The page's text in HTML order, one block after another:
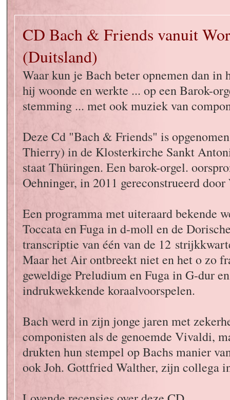
CD Bach & Friends vanuit
(Duitsland)
Waar kun je Bach beter opnemen dan in
hij woonde en werkte ... op een Barok-
stemming ... met ook muziek van
Deze Cd "Bach & Friends" is
Thierry) in de Klosterkirche Sankt
staat Thüringen. Een barok-orgel.
Oehninger, in 2011 gereconstrueerd
Een programma met uiteraard bekende
Toccata en Fuga in d-moll en de
transcriptie van één van de 12
Maar het Air ontbreekt niet en het o zo
geweldige Preludium en Fuga in G-dur
indrukwekkende koraalvoorspelen.
Bach werd in zijn jonge jaren met
componisten als de genoemde Vivaldi,
drukten hun stempel op Bachs manier
ook Joh. Gottfried Walther, zijn collega